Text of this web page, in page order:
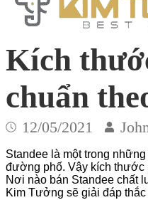
Kích
chuẩn
12/05/2021
Standee là một trong
đường phố. Vậy kích thước
Nơi nào bán Standee chất
Kim Tưởng sẽ giải đáp thắc